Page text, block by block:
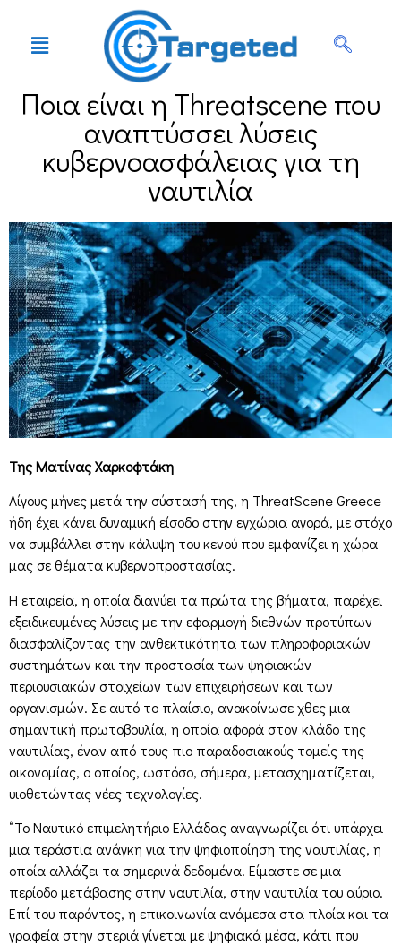
Ποια είναι η Threatscene που
αναπτύσσει λύσεις
κυβερνοασφάλειας για τη
ναυτιλία
Της Ματίνας Χαρκοφτάκη
Λίγους μήνες μετά την σύστασή της, η ThreatScene Greece
ήδη έχει κάνει δυναμική είσοδο στην εγχώρια αγορά, με στόχο
να συμβάλλει στην κάλυψη του κενού που εμφανίζει η χώρα
μας σε θέματα κυβερνοπροστασίας.
Η εταιρεία, η οποία διανύει τα πρώτα της βήματα, παρέχει
εξειδικευμένες λύσεις με την εφαρμογή διεθνών προτύπων
διασφαλίζοντας την ανθεκτικότητα των πληροφοριακών
συστημάτων και την προστασία των ψηφιακών
περιουσιακών στοιχείων των επιχειρήσεων και των
οργανισμών. Σε αυτό το πλαίσιο, ανακοίνωσε χθες μια
σημαντική πρωτοβουλία, η οποία αφορά στον κλάδο της
ναυτιλίας, έναν από τους πιο παραδοσιακούς τομείς της
οικονομίας, ο οποίος, ωστόσο, σήμερα, μετασχηματίζεται,
υιοθετώντας νέες τεχνολογίες.
“Το Ναυτικό επιμελητήριο Ελλάδας αναγνωρίζει ότι υπάρχει
μια τεράστια ανάγκη για την ψηφιοποίηση της ναυτιλίας, η
οποία αλλάζει τα σημερινά δεδομένα. Είμαστε σε μια
περίοδο μετάβασης στην ναυτιλία, στην ναυτιλία του αύριο.
Επί του παρόντος, η επικοινωνία ανάμεσα στα πλοία και τα
γραφεία στην στεριά γίνεται με ψηφιακά μέσα, κάτι που